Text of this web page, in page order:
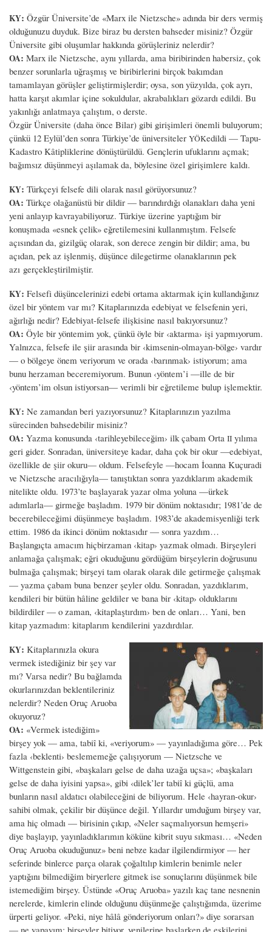
KY: Özgür Üniversite’de «Marx ile Nietzsche» adında bir ders vermiş
olduğunuzu duyduk. Bize biraz bu dersten bahseder misiniz? Özgür
Üniversite gibi oluşumlar hakkında görüşleriniz nelerdir?
OA: Marx ile Nietzsche, aynı yıllarda, ama biribirinden habersiz, çok
benzer sorunlarla uğraşmış ve biribirlerini birçok bakımdan
tamamlayan görüşler geliştirmişlerdir; oysa, son yüzyılda, çok ayrı,
hatta karşıt akımlar içine sokuldular, akrabalıkları gözardı edildi. Bu
yakınlığı anlatmaya çalıştım, o derste.
Özgür Üniversite (daha önce Bilar) gibi girişimleri önemli buluyorum;
çünkü 12 Eylül’den sonra Türkiye’de üniversiteler YÖKedildi — Tapu-
Kadastro Kâtipliklerine dönüştürüldü. Gençlerin ufuklarını açmak;
bağımsız düşünmeyi aşılamak da, böylesine özel girişimlere kaldı.
KY: Türkçeyi felsefe dili olarak nasıl görüyorsunuz?
OA: Türkçe olağanüstü bir dildir — barındırdığı olanakları daha yeni
yeni anlayıp kavrayabiliyoruz. Türkiye üzerine yaptığım bir
konuşmada «esnek çelik» eğretilemesini kullanmıştım. Felsefe
açısından da, gizilgüç olarak, son derece zengin bir dildir; ama, bu
açıdan, pek az işlenmiş, düşünce dilegetirme olanaklarının pek
azı gerçekleştirilmiştir.
KY: Felsefi düşüncelerinizi edebi ortama aktarmak için kullandığınız
özel bir yöntem var mı? Kitaplarınızda edebiyat ve felsefenin yeri,
ağırlığı nedir? Edebiyat-felsefe ilişkisine nasıl bakıyorsunuz?
OA: Öyle bir yöntemim yok, çünkü öyle bir ‹aktarma› işi yapmıyorum.
Yalnızca, felsefe ile şiir arasında bir ‹kimsenin-olmayan-bölge› vardır
— o bölgeye önem veriyorum ve orada ‹barınmak› istiyorum; ama
bunu herzaman beceremiyorum. Bunun ‹yöntem’i —ille de bir
‹yöntem’im olsun istiyorsan— verimli bir eğretileme bulup işlemektir.
KY: Ne zamandan beri yazıyorsunuz? Kitaplarınızın yazılma
sürecinden bahsedebilir misiniz?
OA: Yazma konusunda ‹tarihleyebileceğim› ilk çabam Orta II yılıma
geri gider. Sonradan, üniversiteye kadar, daha çok bir okur —edebiyat,
özellikle de şiir okuru— oldum. Felsefeyle —hocam İoanna Kuçuradi
ve Nietzsche aracılığıyla— tanıştıktan sonra yazdıklarım akademik
nitelikte oldu. 1973’te başlayarak yazar olma yoluna —ürkek
adımlarla— girmeğe başladım. 1979 bir dönüm noktasıdır; 1981’de de
becerebileceğimi düşünmeye başladım. 1983’de akademisyenliği terk
ettim. 1986 da ikinci dönüm noktasıdır — sonra yazdım…
Başlangıçta amacım hiçbirzaman ‹kitap› yazmak olmadı. Birşeyleri
anlamağa çalışmak; eğri okuduğunu gördüğüm birşeylerin doğrusunu
bulmağa çalışmak; birşeyi tam olarak olarak dile getirmeğe çalışmak
— yazma çabam buna benzer şeyler oldu. Sonradan, yazdıklarım,
kendileri bir bütün hâline geldiler ve bana bir ‹kitap› olduklarını
bildirdiler — o zaman, ‹kitaplaştırdım› ben de onları… Yani, ben
kitap yazmadım: kitaplarım kendilerini yazdırdılar.
KY: Kitaplarınızla okura
vermek istediğiniz bir şey var
mı? Varsa nedir? Bu bağlamda
okurlarınızdan beklentileriniz
nelerdir? Neden Oruç Aruoba
okuyoruz?
OA: «Vermek istediğim»
birşey yok — ama, tabiî ki, «veriyorum» — yayınladığıma göre… Pek
fazla ‹beklenti› beslememeğe çalışıyorum — Nietzsche ve
Wittgenstein gibi, «başkaları gelse de daha uzağa uçsa»; «başkaları
gelse de daha iyisini yapsa», gibi ‹dilek’ler tabiî ki güçlü, ama
bunların nasıl aldatıcı olabileceğini de biliyorum. Hele ‹hayran-okur›
sahibi olmak, çekilir bir düşünce değil. Yıllardır umduğum birşey var,
ama hiç olmadı — birisinin çıkıp, «Neler saçmalıyorsun hemşeri»
diye başlayıp, yayınladıklarımın köküne kibrit suyu sıkması… «Neden
Oruç Aruoba okuduğunuz» beni nebze kadar ilgilendirmiyor — her
seferinde binlerce parça olarak çoğaltılıp kimlerin benimle neler
yaptığını bilmediğim biryerlere gitmek ise sonuçlarını düşünmek bile
istemediğim birşey. Üstünde «Oruç Aruoba» yazılı kaç tane nesnenin
nerelerde, kimlerin elinde olduğunu düşünmeğe çalıştığımda, üzerime
ürperti geliyor. «Peki, niye hâlâ gönderiyorum onları?» diye sorarsan
— ne yapayım; birşeyler bitiyor, yenilerine başlarken de eskilerini